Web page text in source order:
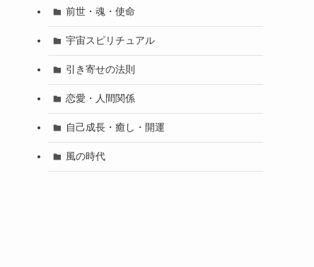
前世・魂・使命
宇宙スピリチュアル
引き寄せの法則
恋愛・人間関係
自己成長・癒し・開運
風の時代